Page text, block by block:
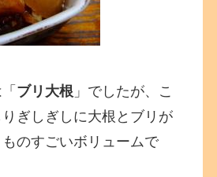
ブリ大根 」でしたが、こ
ぎしぎしに大根とブリが
のすごいボリュームで